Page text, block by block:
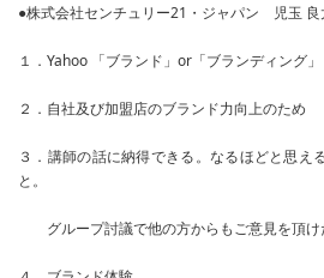
●株式会社センチュリー21・ジャパン 児玉 良
１．Yahoo 「ブランド」or「ブランディング」
２．自社及び加盟店のブランド力向上のため
３．講師の話に納得できる。なるほどと思え
と。
グループ討議で他の方からもご意見を頂け